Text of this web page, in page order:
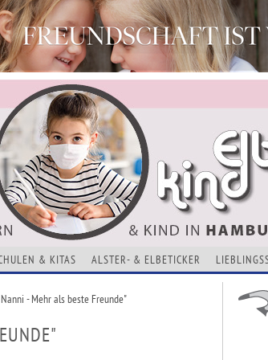
- AKTUELLES FÜR ELTERN UND KINDER
KURSE, ADRESSEN UND THEMEN
Neu - Infos zur Website
& KITAS ALSTER- & ELBETICKER
- Mehr als beste Freunde"